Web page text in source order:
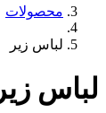
محصولات
لباس زیر
لباس زیر